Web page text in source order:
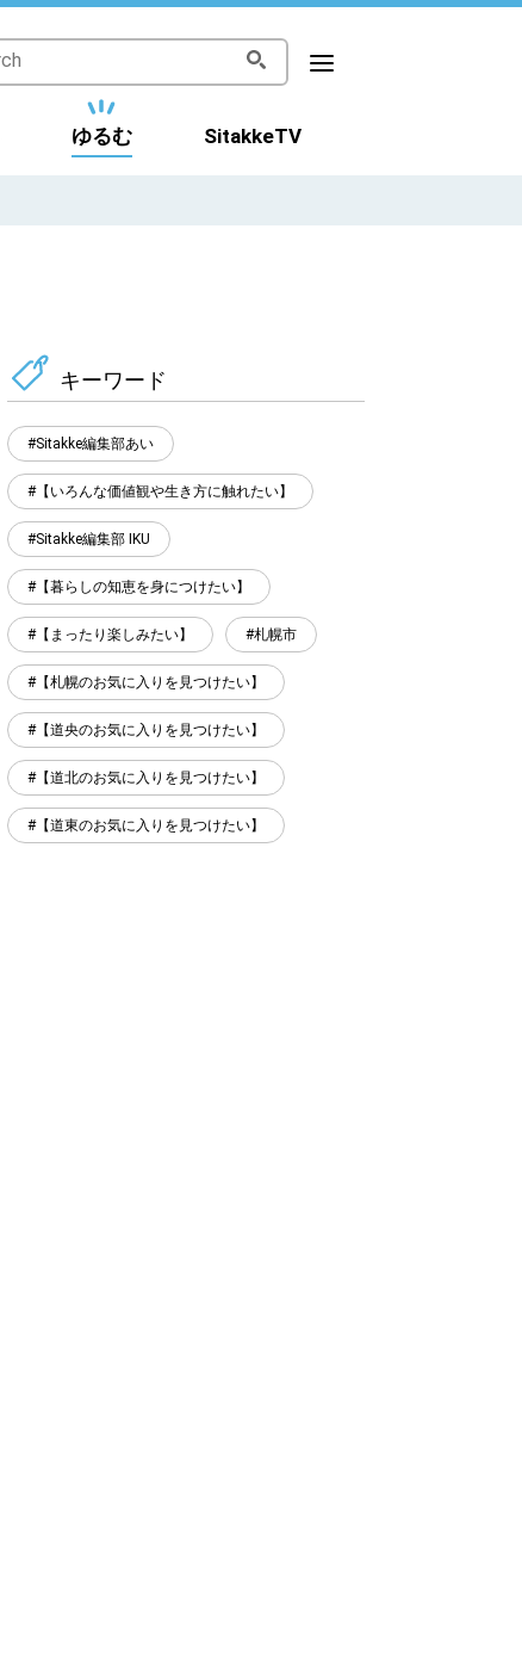
ゆるむ SitakkeTV
キーワード
Sitakke編集部あい
【いろんな価値観や生き方に触れたい】
Sitakke編集部 IKU
【暮らしの知恵を身につけたい】
【まったり楽しみたい】 札幌市
【札幌のお気に入りを見つけたい】
【道央のお気に入りを見つけたい】
【道北のお気に入りを見つけたい】
【道東のお気に入りを見つけたい】